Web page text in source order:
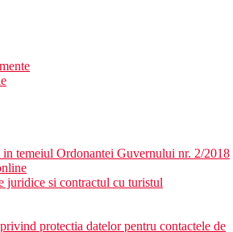
(gratuit)
cost)
valutar
separata pentru copii (sezlonguri si
cu pietricele
contra cost
cost)
temeiul Ordonantei Guvernului nr. 2/2018
juridice si contractul cu turistul
protectia datelor pentru contactele de